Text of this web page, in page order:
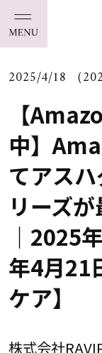
2025/4/18 （
【
中】
てアス
リーズ
｜2025
年4月21
ケア】
株式会社